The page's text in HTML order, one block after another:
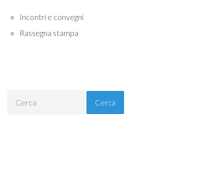
Incontri e convegni
Rassegna stampa
Cerca